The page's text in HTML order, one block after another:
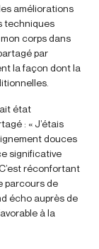
améliorations
techniques
corps dans
par
la façon dont la
état
: « J’étais
douces
significative
réconfortant
parcours de
écho auprès de
à la